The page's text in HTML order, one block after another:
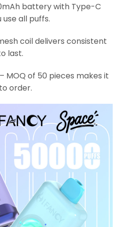
battery with Type-C
all puffs.
coil delivers consistent
last.
MOQ of 50 pieces makes it
order.